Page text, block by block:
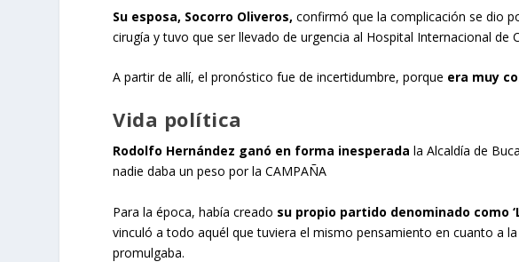
Su esposa, Socorro Oliveros,confirmó que la complicación se dio
cirugía y tuvo que ser llevado de urgencia al Hospital Internacional de
A partir de allí, el pronóstico fue de incertidumbre, porque era muy
Vida política
Rodolfo Hernández ganó en forma inesperada la Alcaldía de
nadie daba un peso por la CAMPAÑA
Para la época, había creado su propio partido denominado como
vinculó a todo aquél que tuviera el mismo pensamiento en cuanto a
promulgaba.